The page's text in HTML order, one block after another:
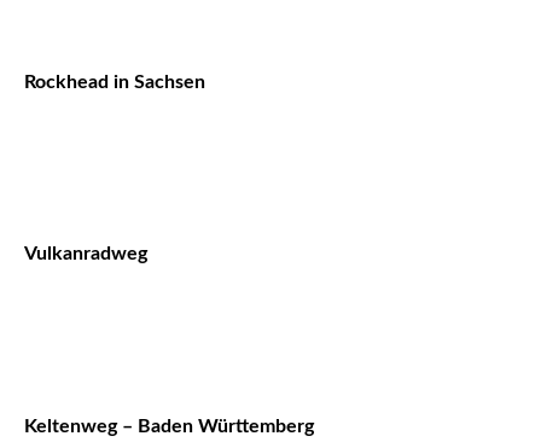
Rockhead in Sachsen
Vulkanradweg
Keltenweg – Baden Württemberg